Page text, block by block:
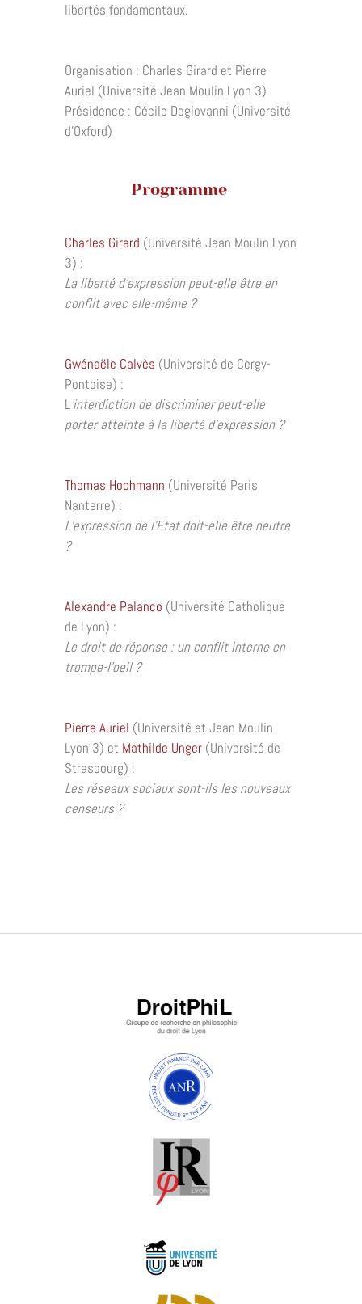
libertés fondamentaux.
Organisation : Charles Girard et Pierre
Auriel (Université Jean Moulin Lyon 3)
Présidence : Cécile Degiovanni (Université
d’Oxford)
Programme
Charles Girard (Université Jean Moulin Lyon
3) :
La liberté d’expression peut-elle être en
conflit avec elle-même ?
Gwénaële Calvès (Université de Cergy-
Pontoise) :
L‘interdiction de discriminer peut-elle
porter atteinte à la liberté d’expression ?
Thomas Hochmann (Université Paris
Nanterre) :
L’expression de l’Etat doit-elle être neutre
?
Alexandre Palanco (Université Catholique
de Lyon) :
Le droit de réponse : un conflit interne en
trompe-l’oeil ?
Pierre Auriel (Université et Jean Moulin
Lyon 3) et Mathilde Unger (Université de
Strasbourg) :
Les réseaux sociaux sont-ils les nouveaux
censeurs ?